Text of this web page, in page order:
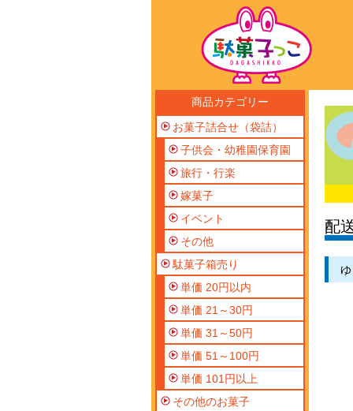
配
商品カテゴリー
お菓子詰合せ（袋詰）
子供会・幼稚園保育園
旅行・行楽
嫁菓子
イベント
その他
駄菓子箱売り
単価 20円以内
単価 21～30円
単価 31～50円
単価 51～100円
単価 101円以上
その他のお菓子